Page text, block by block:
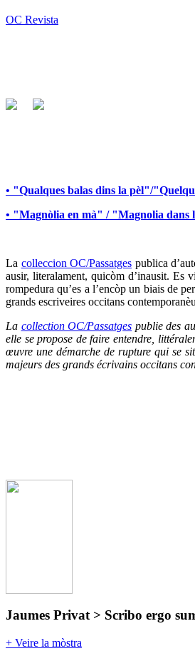
OC Revista
• "Qualques balas dins la pèl"/
• "Magnòlia en mà" / "Magnolia dans
La colleccion OC/Passatges publica
ausir, literalament, quicòm d’inausit. Es
rompedura qu’es a l’encòp un biais de
grands escriveires occitans
La collection OC/Passatges publie des
elle se propose de faire entendre,
œuvre une démarche de rupture qui se
majeurs des grands écrivains occitans
Jaumes Privat > Scribo ergo
+ Veire la mòstra